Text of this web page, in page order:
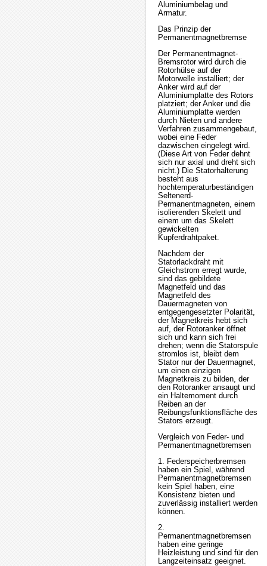
Aluminiumbelag und
Armatur.
Das Prinzip der
Permanentmagnetbremse
Der Permanentmagnet-
Bremsrotor wird durch die
Rotorhülse auf der
Motorwelle installiert; der
Anker wird auf der
Aluminiumplatte des Rotors
platziert; der Anker und die
Aluminiumplatte werden
durch Nieten und andere
Verfahren zusammengebaut,
wobei eine Feder
dazwischen eingelegt wird.
(Diese Art von Feder dehnt
sich nur axial und dreht sich
nicht.) Die Statorhalterung
besteht aus
hochtemperaturbeständigen
Seltenerd-
Permanentmagneten, einem
isolierenden Skelett und
einem um das Skelett
gewickelten
Kupferdrahtpaket.
Nachdem der
Statorlackdraht mit
Gleichstrom erregt wurde,
sind das gebildete
Magnetfeld und das
Magnetfeld des
Dauermagneten von
entgegengesetzter Polarität,
der Magnetkreis hebt sich
auf, der Rotoranker öffnet
sich und kann sich frei
drehen; wenn die Statorspule
stromlos ist, bleibt dem
Stator nur der Dauermagnet,
um einen einzigen
Magnetkreis zu bilden, der
den Rotoranker ansaugt und
ein Haltemoment durch
Reiben an der
Reibungsfunktionsfläche des
Stators erzeugt.
Vergleich von Feder- und
Permanentmagnetbremsen
1. Federspeicherbremsen
haben ein Spiel, während
Permanentmagnetbremsen
kein Spiel haben, eine
Konsistenz bieten und
zuverlässig installiert werden
können.
2.
Permanentmagnetbremsen
haben eine geringe
Heizleistung und sind für den
Langzeiteinsatz geeignet.